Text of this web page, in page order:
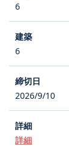
6
6
2026/9/10
詳細